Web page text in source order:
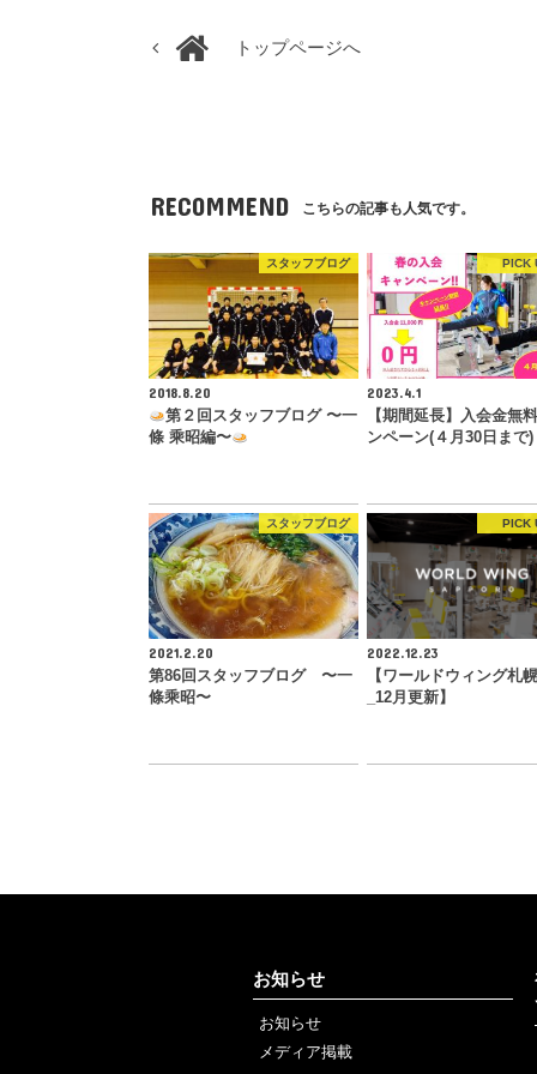
トップページへ
RECOMMEND こちらの記事も人気です。
スタッフブログ
2018.8.20
第２回スタッフブログ 〜一
條 乘昭編〜
PICK
2023.4.1
【期間延長】入会金無
ンペーン(４月30日まで)
スタッフブログ
2021.2.20
第86回スタッフブログ 〜一
條乘昭〜
PICK
2022.12.23
【ワールドウィング札
_12月更新】
お知らせ
お知らせ
メディア掲載